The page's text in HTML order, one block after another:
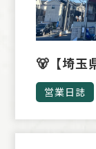
🐻【埼玉
営業日誌